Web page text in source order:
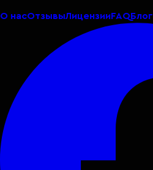
О насОтзывыЛицензииFAQБлог